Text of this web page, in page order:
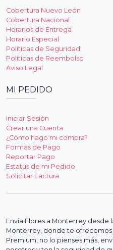
Cobertura Nuevo León
Cobertura Nacional
Horarios de Entrega
Horario Especial
Políticas de Seguridad
Políticas de Reembolso
Aviso Legal
MI PEDIDO
Iniciar Sesión
Crear una Cuenta
¿Cómo hago mi compra?
Formas de Pago
Reportar Pago
Estatus de mi Pedido
Solicitar Factura
Envía Flores a Monterrey desde
Monterrey, donde te ofrecemos
Premium, no lo pienses más,